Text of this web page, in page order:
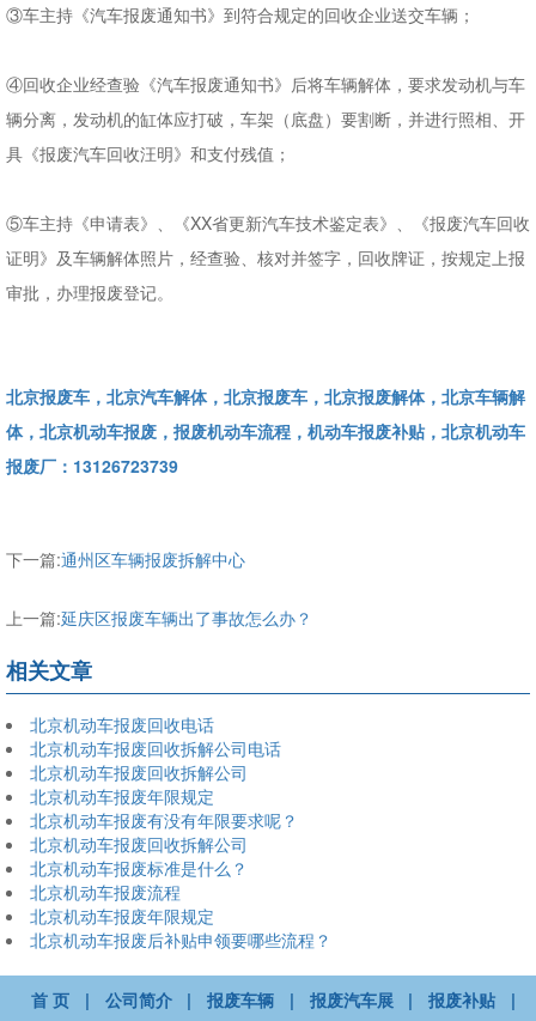
③车主持《汽车报废通知书》到符合规定的回收企业送交车辆；
④回收企业经查验《汽车报废通知书》后将车辆解体，要求发动机与车
辆分离，发动机的缸体应打破，车架（底盘）要割断，并进行照相、开
具《报废汽车回收汪明》和支付残值；
⑤车主持《申请表》、《XX省更新汽车技术鉴定表》、《报废汽车回收
证明》及车辆解体照片，经查验、核对并签字，回收牌证，按规定上报
审批，办理报废登记。
北京报废车，北京汽车解体，北京报废车，北京报废解体，北京车辆解
体，北京机动车报废，报废机动车流程，机动车报废补贴，北京机动车
报废厂：13126723739
下一篇:通州区车辆报废拆解中心
上一篇:延庆区报废车辆出了事故怎么办？
相关文章
北京机动车报废回收电话
北京机动车报废回收拆解公司电话
北京机动车报废回收拆解公司
北京机动车报废年限规定
北京机动车报废有没有年限要求呢？
北京机动车报废回收拆解公司
北京机动车报废标准是什么？
北京机动车报废流程
北京机动车报废年限规定
北京机动车报废后补贴申领要哪些流程？
首 页 | 公司简介 | 报废车辆 | 报废汽车展 | 报废补贴 |